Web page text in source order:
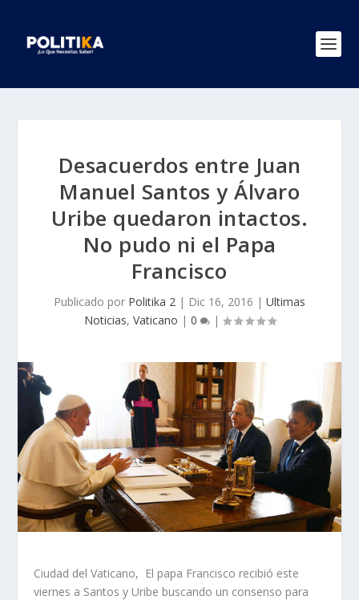
Desacuerdos entre Juan
Manuel Santos y Álvaro
Uribe quedaron intactos.
No pudo ni el Papa
Francisco
Publicado por Politika 2 | Dic 16, 2016 | Ultimas
Noticias, Vaticano | 0 |
Ciudad del Vaticano, El papa Francisco recibió este
viernes a Santos y Uribe buscando un consenso para